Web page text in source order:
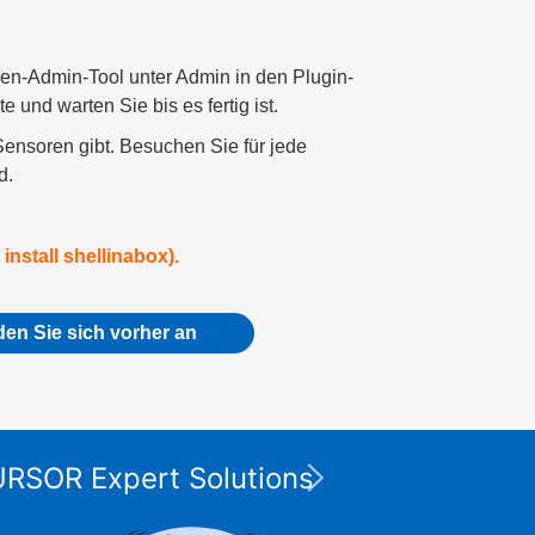
Admin-Tool unter Admin in den Plugin-
und warten Sie bis es fertig ist.
gibt. Besuchen Sie für jede
install shellinabox).
Sie sich vorher an
Expert Solutions